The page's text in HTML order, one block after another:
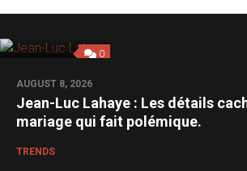
0
AUGUST 8, 2026
Jean-Luc Lahaye : Les détails
mariage qui fait polémique.
TRENDS